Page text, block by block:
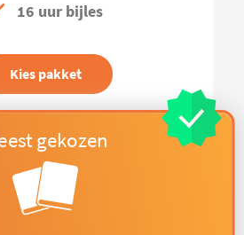
16 uur bijles
Kies pakket